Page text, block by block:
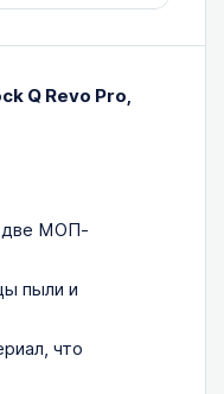
Q Revo Pro,
две МОП-
пыли и
что